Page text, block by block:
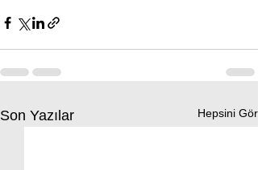
Son Yazılar Hepsini Gör